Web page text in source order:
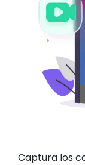
Captura los